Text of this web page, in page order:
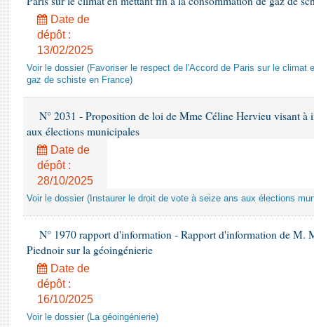
Comptes rendus des débats
Date de
dépôt :
13/02/2025
Voir le dossier (Favoriser le respect de l'Accord de Paris sur le climat
gaz de schiste en France)
N° 2031 - Proposition de loi de Mme Céline Hervieu visant à
aux élections municipales
Date de
dépôt :
28/10/2025
Voir le dossier (Instaurer le droit de vote à seize ans aux élections
N° 1970 rapport d'information - Rapport d'information de M.
Piednoir sur la géoingénierie
Date de
dépôt :
16/10/2025
Voir le dossier (La géoingénierie)